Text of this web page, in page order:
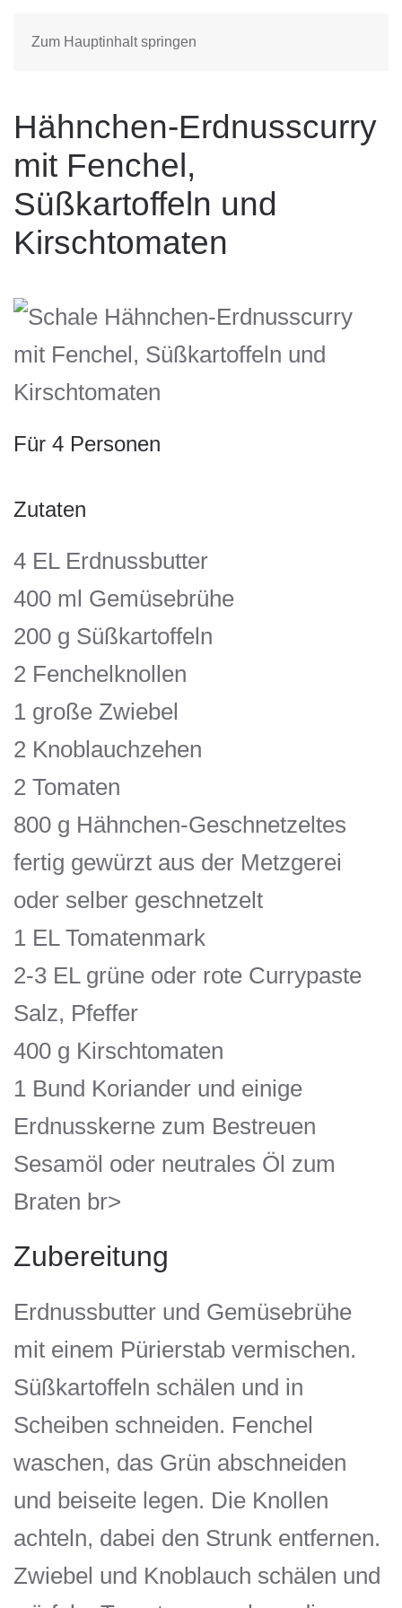
Zum Hauptinhalt springen
Hähnchen-Erdnusscurry
mit Fenchel,
Süßkartoffeln und
Kirschtomaten
Für 4 Personen
Zutaten
4 EL Erdnussbutter
400 ml Gemüsebrühe
200 g Süßkartoffeln
2 Fenchelknollen
1 große Zwiebel
2 Knoblauchzehen
2 Tomaten
800 g Hähnchen-Geschnetzeltes
fertig gewürzt aus der Metzgerei
oder selber geschnetzelt
1 EL Tomatenmark
2-3 EL grüne oder rote Currypaste
Salz, Pfeffer
400 g Kirschtomaten
1 Bund Koriander und einige
Erdnusskerne zum Bestreuen
Sesamöl oder neutrales Öl zum
Braten br>
Zubereitung
Erdnussbutter und Gemüsebrühe
mit einem Pürierstab vermischen.
Süßkartoffeln schälen und in
Scheiben schneiden. Fenchel
waschen, das Grün abschneiden
und beiseite legen. Die Knollen
achteln, dabei den Strunk entfernen.
Zwiebel und Knoblauch schälen und